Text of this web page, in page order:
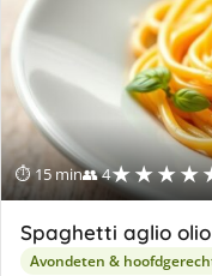
⏱ 15 min👥 4
Spaghetti aglio
Avondeten &